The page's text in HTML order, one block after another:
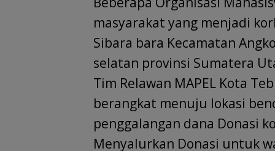
k p
masyarakat yang menjadi
Sibara bara Kecamatan
selatan provinsi Sumatera
Tim Relawan MAPEL Kota
berangkat menuju lokasi
penggalangan dana Donasi
Menyalurkan Donasi untuk